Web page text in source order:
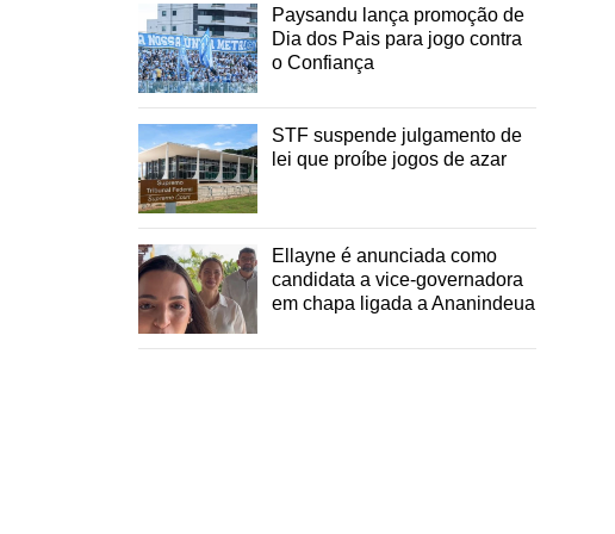
Paysandu lança promoção de
Dia dos Pais para jogo contra
o Confiança
STF suspende julgamento de
lei que proíbe jogos de azar
Ellayne é anunciada como
candidata a vice-governadora
em chapa ligada a Ananindeua